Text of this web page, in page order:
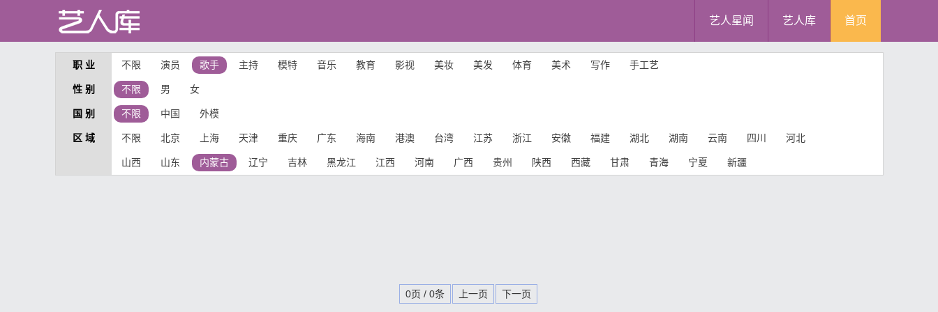
艺人星闻 艺人库 首页
职 业 不限 演员 歌手 主持 模特 音乐 教育 影视 美妆 美发 体育 美术 写作 手工艺
性 别 不限 男 女
国 别 不限 中国 外模
区 域 不限 北京 上海 天津 重庆 广东 海南 港澳 台湾 江苏 浙江 安徽 福建 湖北 湖南 云南 四川 河北
山西 山东 内蒙古 辽宁 吉林 黑龙江 江西 河南 广西 贵州 陕西 西藏 甘肃 青海 宁夏 新疆
0页 / 0条 上一页 下一页